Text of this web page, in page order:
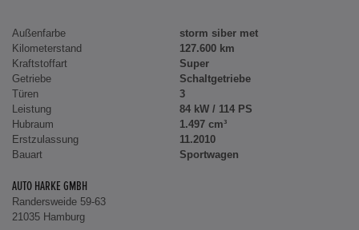
Außenfarbe
storm siber met
Kilometerstand
127.600 km
Kraftstoffart
Super
Getriebe
Schaltgetriebe
Türen
3
Leistung
84 kW / 114 PS
Hubraum
1.497 cm³
Erstzulassung
11.2010
Bauart
Sportwagen
AUTO HARKE GMBH
Randersweide 59-63
21035 Hamburg